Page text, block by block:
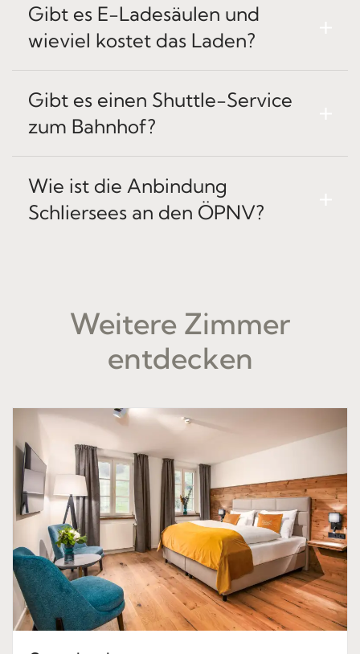
Gibt es E-Ladesäulen und
wieviel kostet das Laden?
Gibt es einen Shuttle-Service
zum Bahnhof?
Wie ist die Anbindung
Schliersees an den ÖPNV?
Weitere Zimmer
entdecken